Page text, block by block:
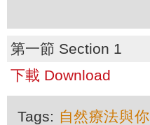
第一節 Section 1
下載 Download
Tags: 自然療法與你